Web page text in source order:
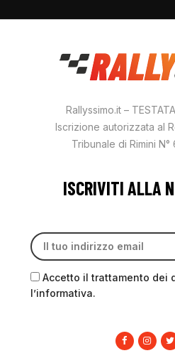
Rallyssimo.it –
Iscrizione autorizzata al
Tribunale di Rimini N°
ISCRIVITI ALLA
Accetto il trattamento dei
l’informativa.